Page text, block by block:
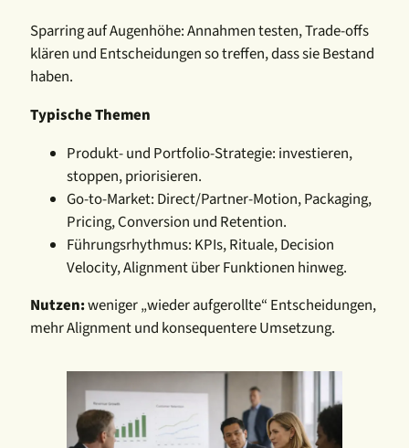
Sparring auf Augenhöhe: Annahmen testen, Trade-offs
klären und Entscheidungen so treffen, dass sie Bestand
haben.
Typische Themen
Produkt- und Portfolio-Strategie: investieren,
stoppen, priorisieren.
Go-to-Market: Direct/Partner-Motion, Packaging,
Pricing, Conversion und Retention.
Führungsrhythmus: KPIs, Rituale, Decision
Velocity, Alignment über Funktionen hinweg.
Nutzen:weniger „wieder aufgerollte“ Entscheidungen,
mehr Alignment und konsequentere Umsetzung.